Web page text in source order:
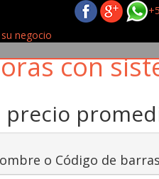
negocio
con
precio
o Código de barras